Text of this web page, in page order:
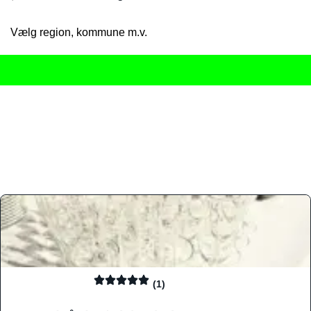
Vælg region, kommune m.v.
(1)